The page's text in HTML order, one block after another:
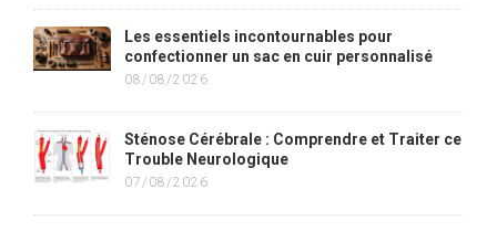
Les essentiels incontournables pour
confectionner un sac en cuir personnalisé
08/08/2026
Sténose Cérébrale : Comprendre et Traiter ce
Trouble Neurologique
07/08/2026